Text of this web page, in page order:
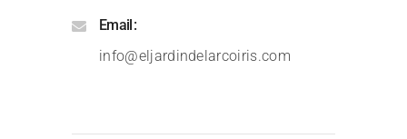
Email
info@eljardindelarcoiris.com